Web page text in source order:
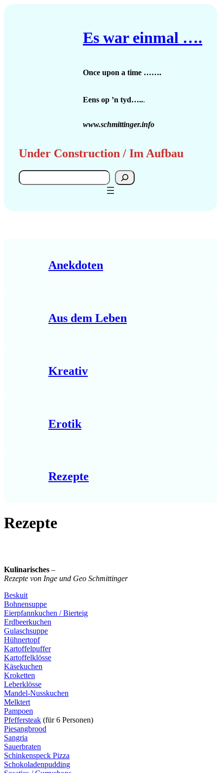
Es war einmal ….
Once upon a time …….
Eens op ’n tyd…...
www.schmittinger.info
Under Construction / Im Aufbau
Search
Anekdoten
Aus dem Leben
Kreativ
Erotik
Rezepte
Rezepte
Kulinarisches –
Rezepte von Inge und Geo Schmittinger
Beskuit
Bohnensuppe
Eierpfannkuchen / Bierteig
Erdbeerkuchen
Gulaschsuppe
Hühnertopf
Kartoffelpuffer
Kartoffelklösse
Käsekuchen
Kroketten
Leberklösse
Mandel-Nusskuchen
Melktert
Pampoen
Pfeffersteak (für 6 Personen)
Piesangbrood
Sangria
Sauerbraten
Schinkenspeck Pizza
Schokoladenpudding